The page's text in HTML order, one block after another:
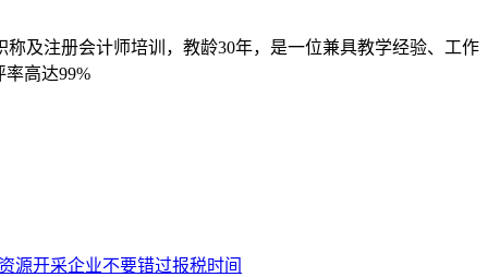
及注册会计师培训，教龄30年，是一位兼具教学经验、工作
高达99%